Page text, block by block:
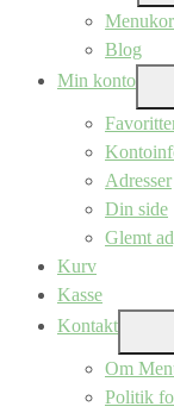
Blog
Min konto
Adresser
Din side
Glemt
Kurv
Kasse
Kontakt
Om
Politik